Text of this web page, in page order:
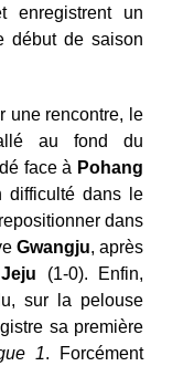
enregistrent un
début de saison
une rencontre, le
au fond du
face à Pohang
difficulté dans le
dans
Gwangju, après
Jeju (1-0). Enfin,
sur la pelouse
sa première
1. Forcément